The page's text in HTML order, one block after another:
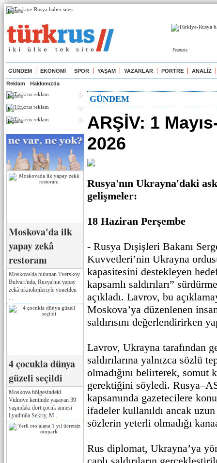
Реклама
Реклама
GÜNDEM EKONOMİ SPOR YAŞAM YAZARLAR PORTRE ANALİZ
Reklam Hakkımızda
Реклама
Реклама
Реклама
Moskova'da ilk
yapay zekâ
restoranı
Moskova'da bulunan Tverskoy
Bulvarı'nda, Rusya'nın yapay
zekâ teknolojileriyle yönetilen
4 çocukla dünya
güzeli seçildi
Moskova bölgesindeki
Vidnoye kentinde yaşayan 39
yaşındaki dört çocuk annesi
Lyudmila Sekriy, M...
GÜNDEM
ARŞİV: 1
2026
Rusya'nın Ukrayna'daki
gelişmeler:
18 Haziran Perşembe
- Rusya Dışişleri Bakanı
Kuvvetleri’nin Ukrayna
kapasitesini destekleyen
kapsamlı saldırıları”
açıkladı. Lavrov, bu
Moskova’ya düzenlenen
saldırısını değerlendirirken
Lavrov, Ukrayna tarafından
saldırılarına yalnızca sözlü
olmadığını belirterek, somut
gerektiğini söyledi.
kapsamında gazetecilere
ifadeler kullanıldı ancak uzun
sözlerin yeterli olmadığı
Rus diplomat, Ukrayna’ya